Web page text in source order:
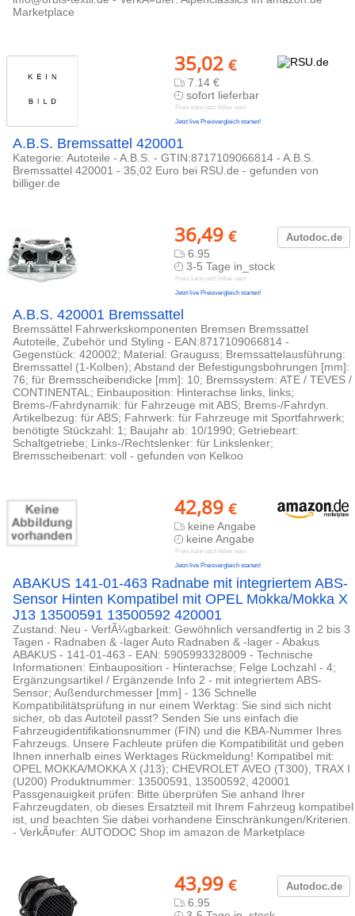
Marketplace
35,02 €
7.14 €
sofort lieferbar
Preis kann jetzt höher sein
Jetzt live Preisvergleich starten!
A.B.S. Bremssattel 420001
Kategorie: Autoteile - A.B.S. - GTIN:8717109066814 - A.B.S.
Bremssattel 420001 - 35,02 Euro bei RSU.de - gefunden von
billiger.de
Autodoc.de
36,49 €
6.95
3-5 Tage in_stock
Preis kann jetzt höher sein
Jetzt live Preisvergleich starten!
A.B.S. 420001 Bremssattel
Bremssättel Fahrwerkskomponenten Bremsen Bremssattel
Autoteile, Zubehör und Styling - EAN:8717109066814 -
Gegenstück: 420002; Material: Grauguss; Bremssattelausführung:
Bremssattel (1-Kolben); Abstand der Befestigungsbohrungen [mm]:
76; für Bremsscheibendicke [mm]: 10; Bremssystem: ATE / TEVES /
CONTINENTAL; Einbauposition: Hinterachse links, links;
Brems-/Fahrdynamik: für Fahrzeuge mit ABS; Brems-/Fahrdyn.
Artikelbezug: für ABS; Fahrwerk: für Fahrzeuge mit Sportfahrwerk;
benötigte Stückzahl: 1; Baujahr ab: 10/1990; Getriebeart:
Schaltgetriebe; Links-/Rechtslenker: für Linkslenker;
Bremsscheibenart: voll - gefunden von Kelkoo
42,89 €
keine Angabe
keine Angabe
Preis kann jetzt höher sein
Jetzt live Preisvergleich starten!
ABAKUS 141-01-463 Radnabe mit integriertem ABS-
Sensor Hinten Kompatibel mit OPEL Mokka/Mokka X
J13 13500591 13500592 420001
Zustand: Neu - VerfÃ¼gbarkeit: Gewöhnlich versandfertig in 2 bis 3
Tagen - Radnaben & -lager Auto Radnaben & -lager - Abakus
ABAKUS - 141-01-463 - EAN: 5905993328009 - Technische
Informationen: Einbauposition - Hinterachse; Felge Lochzahl - 4;
Ergänzungsartikel / Ergänzende Info 2 - mit integriertem ABS-
Sensor; Außendurchmesser [mm] - 136 Schnelle
Kompatibilitätsprüfung in nur einem Werktag: Sie sind sich nicht
sicher, ob das Autoteil passt? Senden Sie uns einfach die
Fahrzeugidentifikationsnummer (FIN) und die KBA-Nummer Ihres
Fahrzeugs. Unsere Fachleute prüfen die Kompatibilität und geben
Ihnen innerhalb eines Werktages Rückmeldung! Kompatibel mit:
OPEL MOKKA/MOKKA X (J13); CHEVROLET AVEO (T300), TRAX I
(U200) Produktnummer: 13500591, 13500592, 420001
Passgenauigkeit prüfen: Bitte überprüfen Sie anhand Ihrer
Fahrzeugdaten, ob dieses Ersatzteil mit Ihrem Fahrzeug kompatibel
ist, und beachten Sie dabei vorhandene Einschränkungen/Kriterien.
- VerkÃ¤ufer: AUTODOC Shop im amazon.de Marketplace
Autodoc.de
43,99 €
6.95